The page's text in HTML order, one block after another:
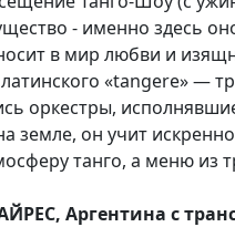
- именно здесь
в мир любви и
«tangere» —
оркестры,
земле, он учит
танго, а меню
Аргентина с